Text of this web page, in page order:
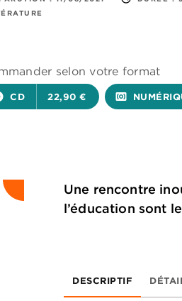
selon votre format
CD 22,90 € surround_sound
Une rencontre
l’éducation sont
DESCRIPTIF